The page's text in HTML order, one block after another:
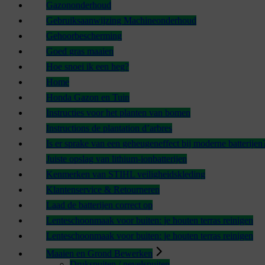
Gazononderhoud
Gebruiksaanwijzing Machineonderhoud
Gehoorbescherming
Goed gras maaien
Hoe snoei ik een heg?
Home
Honda Gazon en Tuin
Instructies voor het planten van bomen
Instructions de plantation d’arbres
Is er sprake van een geheugeneffect bij moderne
Juiste opslag van lithium-ionbatterijen
Kenmerken van STIHL veiligheidskleding
Klantenservice & Retourneren
Laad de batterijen correct op
Lenteschoonmaak voor buiten: je houten terras reinigen
Lenteschoonmaak voor buiten: je houten terras reinigen
Maaien en Grond Bewerken